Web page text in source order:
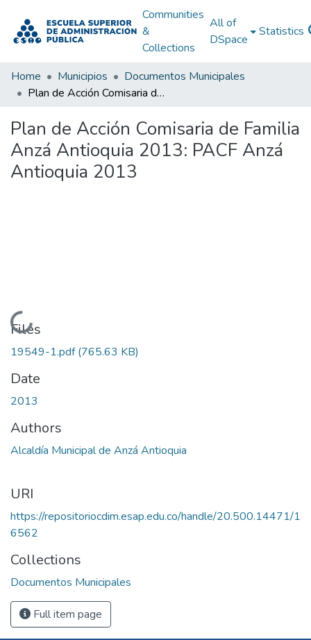
Communities
&
Collections
All of
DSpace
Statistics
Home Municipios
Documentos Municipales
Plan de Acción Comisaria de Familia Anzá Antioquia 2013: PACF Anzá Antioquia 2013
Plan de Acción Comisaria de Familia
Anzá Antioquia 2013: PACF Anzá
Antioquia 2013
Loading...
Files
19549-1.pdf(765.63 KB)
Date
2013
Authors
Alcaldía Municipal de Anzá Antioquia
URI
https://repositoriocdim.esap.edu.co/handle/20.500.14471/1
6562
Collections
Documentos Municipales
Full item page